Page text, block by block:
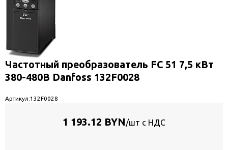
Частотный преобразователь FC 51 7,5 кВт
380-480В Danfoss 132F0028
Артикул:132F0028
1 193.12 BYN/шт с НДС